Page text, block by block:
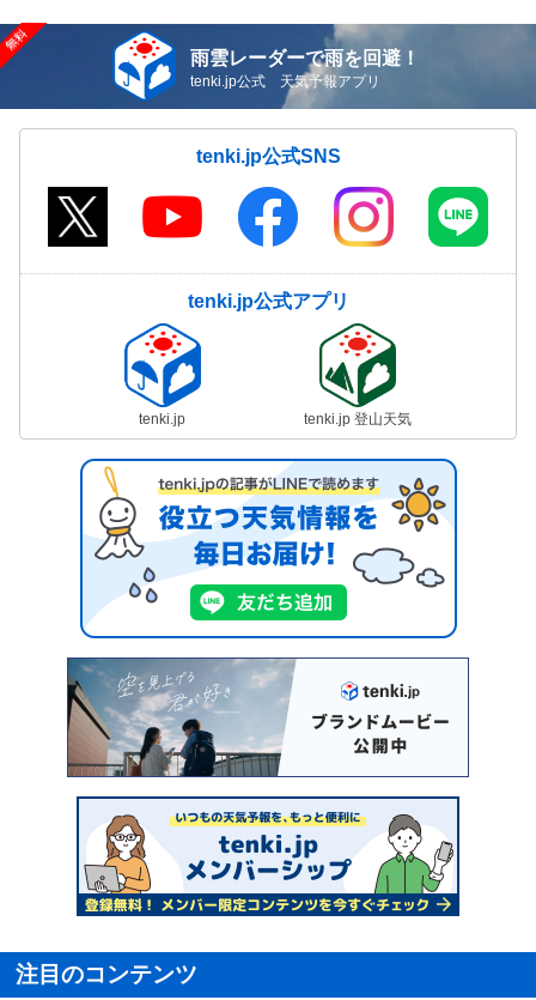
雨雲レーダーで雨を回避！
tenki.jp公式 天気予報アプリ
tenki.jp公式SNS
tenki.jp公式アプリ
tenki.jp tenki.jp 登山天気
注目のコンテンツ